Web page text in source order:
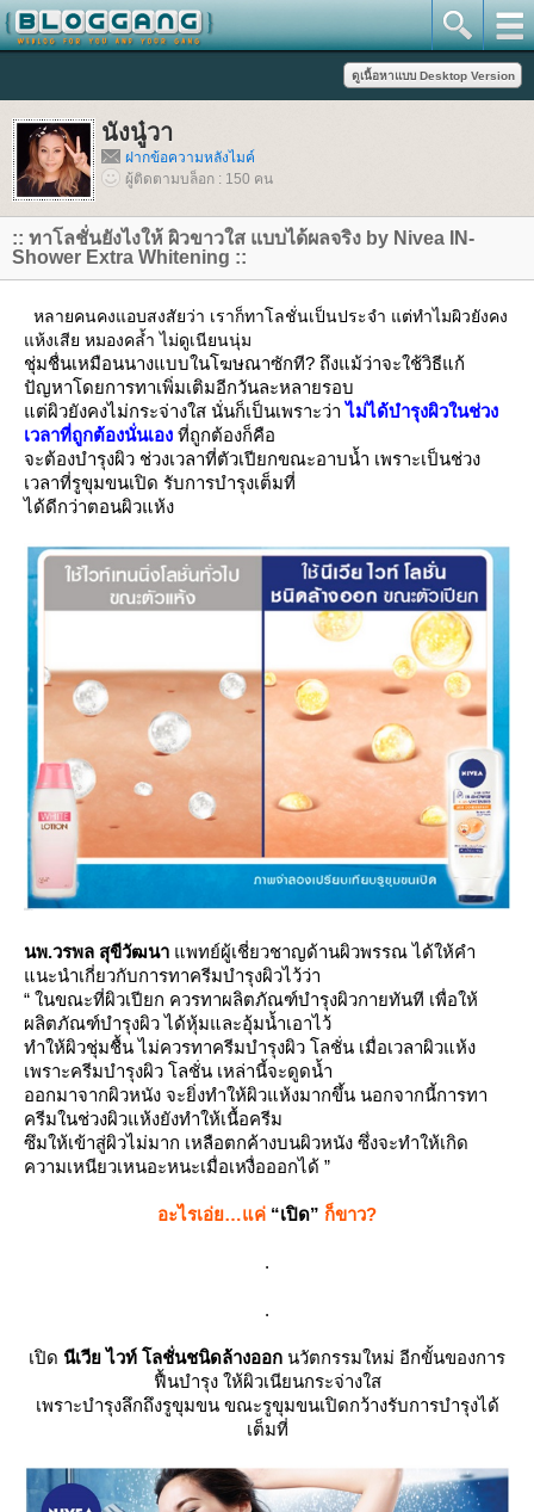
นังนู๋วา
ฝากข้อความหลังไมค์
ผู้ติดตามบล็อก : 150 คน
:: ทาโลชั่นยังไงให้ ผิวขาวใส แบบได้ผลจริง by Nivea IN-
Shower Extra Whitening ::
หลายคนคงแอบสงสัยว่า เราก็ทาโลชั่นเป็นประจำ แต่ทำไมผิวยังคง
ห้งเสีย หมองคล้ำ ไม่ดูเนียนนุ่ม
ชุ่มชื่นเหมือนนางแบบในโฆษณาซักที? ถึงแม้ว่าจะใช้วิธีแก้
ปัญหาโดยการทาเพิ่มเติมอีกวันละหลายรอบ
ต่ผิวยังคงไม่กระจ่างใส นั่นก็เป็นเพราะว่าไม่ได้บำรุงผิวในช่วง
เวลาที่ถูกต้องนั่นเอง ที่ถูกต้องก็คือ
จะต้องบำรุงผิว ช่วงเวลาที่ตัวเปียกขณะอาบน้ำ เพราะเป็นช่วง
เวลาที่รูขุมขนเปิด รับการบำรุงเต็มที่
ได้ดีกว่าตอนผิวแห้ง
นพ.วรพล สุขีวัฒนา พทย์ผู้เชี่ยวชาญด้านผิวพรรณ ได้ให้คำ
นะนำเกี่ยวกับการทาครีมบำรุงผิวไว้ว่า
“ ในขณะที่ผิวเปียก ควรทาผลิตภัณฑ์บำรุงผิวกายทันที เพื่อให้
ผลิตภัณฑ์บำรุงผิว ได้หุ้มและอุ้มน้ำเอาไว้
ทำให้ผิวชุ่มชื้น ไม่ควรทาครีมบำรุงผิว โลชั่น เมื่อเวลาผิวแห้ง
เพราะครีมบำรุงผิว โลชั่น เหล่านี้จะดูดน้ำ
ออกมาจากผิวหนัง จะยิ่งทำให้ผิวแห้งมากขึ้น นอกจากนี้การทา
ครีมในช่วงผิวแห้งยังทำให้เนื้อครีม
ซึมให้เข้าสู่ผิวไม่มาก เหลือตกค้างบนผิวหนัง ซึ่งจะทำให้เกิด
ความเหนียวเหนอะหนะเมื่อเหงื่อออกได้ ”
อะไรเอ่ย…แค่ “เปิด” ก็ขาว?
.
.
เปิด นีเวีย ไวท์ โลชั่นชนิดล้างออก นวัตกรรมใหม่ อีกขั้นของการ
ฟื้นบำรุง ให้ผิวเนียนกระจ่างใส
เพราะบำรุงลึกถึงรูขุมขน ขณะรูขุมขนเปิดกว้างรับการบำรุงได้
เต็มที่